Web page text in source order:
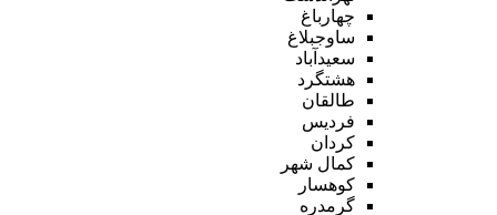
چهارباغ
ساوجبلاغ
سعیدآباد
هشتگرد
طالقان
فردیس
کردان
کمال شهر
کوهسار
گرمدره